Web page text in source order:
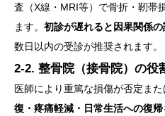
査（X線・MRI等）で骨折・靭帯
ます。 初診が遅れると因果関係
数日以内の受診が推奨されます。
2-2. 整骨院（接骨院）の役
医師により重篤な損傷が否定また
復・疼痛軽減・日常生活への復帰